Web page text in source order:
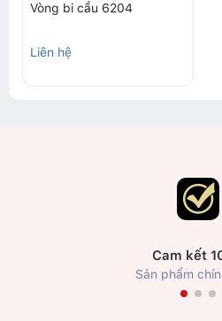
Vòng bi cầu 6204
Liên hệ
Cam kết
Sản phẩm